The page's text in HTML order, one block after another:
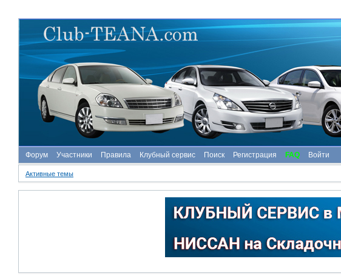
Форум Участники Правила Клубный сервис Поиск Регистрация FAQ Войти
Активные темы